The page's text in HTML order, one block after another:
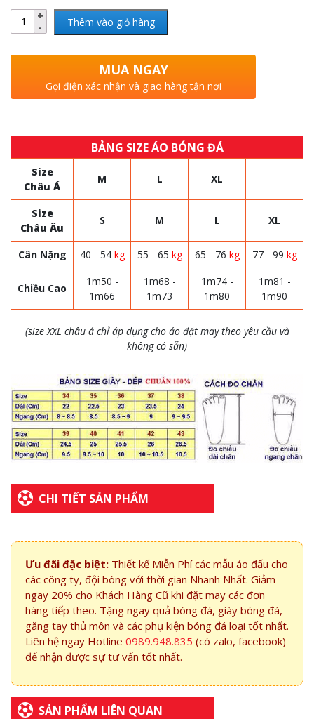
Thêm vào giỏ hàng
MUA NGAY
Gọi điện xác nhận và giao hàng tận nơi
BẢNG SIZE ÁO BÓNG ĐÁ
Size
Châu Á
M L XL
Size
Châu Âu
S M L XL
Cân Nặng 40 - 54 kg 55 - 65 kg 65 - 76 kg 77 - 99 kg
Chiều Cao
1m50 -
1m66
1m68 -
1m73
1m74 -
1m80
1m81 -
1m90
(size XXL châu á chỉ áp dụng cho áo đặt may theo yêu cầu và
không có sẵn)
CHI TIẾT SẢN PHẨM
Ưu đãi đặc biệt: Thiết kế Miễn Phí các mẫu áo đấu cho
các công ty, đội bóng với thời gian Nhanh Nhất. Giảm
ngay 20% cho Khách Hàng Cũ khi đặt may các đơn
hàng tiếp theo. Tặng ngay quả bóng đá, giày bóng đá,
găng tay thủ môn và các phụ kiện bóng đá loại tốt nhất.
Liên hệ ngay Hotline 0989.948.835 (có zalo, facebook)
để nhận được sự tư vấn tốt nhất.
SẢN PHẨM LIÊN QUAN